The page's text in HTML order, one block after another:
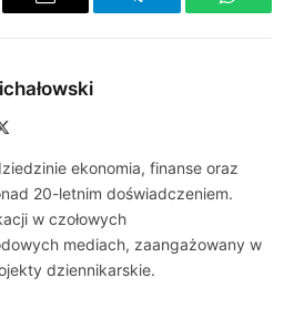
Email Telegram
ekonomia, finanse oraz
20-letnim doświadczeniem.
w czołowych
mediach, zaangażowany w
dziennikarskie.